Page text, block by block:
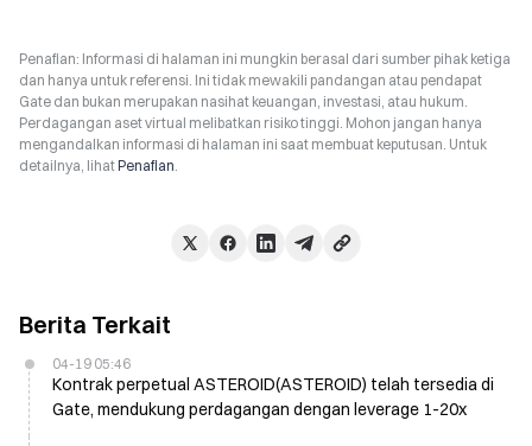
Penafian: Informasi di halaman ini mungkin berasal dari sumber pihak ketiga
dan hanya untuk referensi. Ini tidak mewakili pandangan atau pendapat
Gate dan bukan merupakan nasihat keuangan, investasi, atau hukum.
Perdagangan aset virtual melibatkan risiko tinggi. Mohon jangan hanya
mengandalkan informasi di halaman ini saat membuat keputusan. Untuk
detailnya, lihatPenafian.
Berita Terkait
04-19 05:46
Kontrak perpetual ASTEROID(ASTEROID) telah tersedia di
Gate, mendukung perdagangan dengan leverage 1-20x